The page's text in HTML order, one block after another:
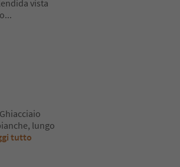
vista
...
lungo
tutto